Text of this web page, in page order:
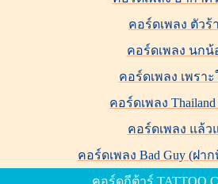
คอร์ดเพลง ตัวร้
คอร์ดเพลง นกน้
คอร์ดเพลง เพราะ
คอร์ดเพลง Thailand
คอร์ดเพลง แล้ว
คอร์ดเพลง Bad Guy (ฝาก
คอร์ดกีต้าร์ TATTOO